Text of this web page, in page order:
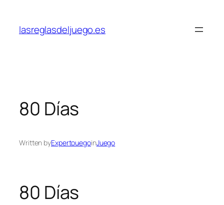
content
lasreglasdeljuego.es
80 Días
Written byExpertouegoinJuego
80 Días